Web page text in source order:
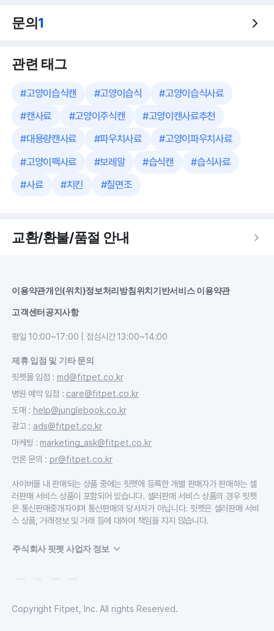
문의1
관련 태그
#고양이습식캔 #고양이습식 #고양이습식사료
#캔사료 #고양이주식캔 #고양이캔사료추천
#대용량캔사료 #파우치사료 #고양이파우치사료
#고양이팩사료 #보레알 #습식캔 #습식사료
#사료 #치킨 #칠면조
교환/환불/품절 안내
이용약관개인(위치)정보처리방침위치기반서비스 이용약관
고객센터공지사항
평일 10:00~17:00 | 점심시간 13:00~14:00
제휴 입점 및 기타 문의
핏펫몰 입점 : md@fitpet.co.kr
병원 예약 입점 : care@fitpet.co.kr
도매 : help@junglebook.co.kr
광고: ads@fitpet.co.kr
마케팅 : marketing_ask@fitpet.co.kr
언론 문의 : pr@fitpet.co.kr
사이버몰 내 판매되는 상품 중에는 핏펫에 등록한 개별 판매자가 판매하는 셀
러판매 서비스 상품이 포함되어 있습니다. 셀러판매 서비스 상품의 경우 핏펫
은 통신판매중개자이며 통신판매의 당사자가 아닙니다. 핏펫은 셀러판매 서비
스 상품, 거래정보 및 거래 등에 대하여 책임을 지지 않습니다.
주식회사 핏펫 사업자 정보
Copyright Fitpet, Inc. All rights Reserved.